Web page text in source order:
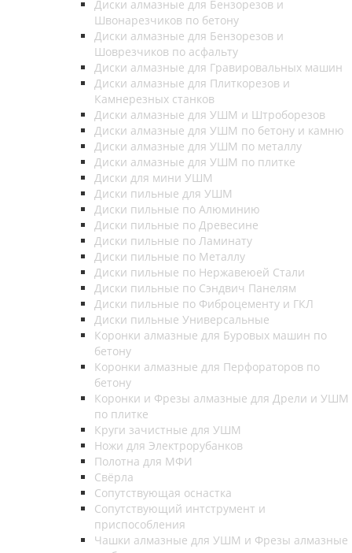
Диски алмазные для Бензорезов и
Швонарезчиков по бетону
Диски алмазные для Бензорезов и
Шоврезчиков по асфальту
Диски алмазные для Гравировальных машин
Диски алмазные для Плиткорезов и
Камнерезных станков
Диски алмазные для УШМ и Штроборезов
Диски алмазные для УШМ по бетону и камню
Диски алмазные для УШМ по металлу
Диски алмазные для УШМ по плитке
Диски для мини УШМ
Диски пильные для УШМ
Диски пильные по Алюминию
Диски пильные по Древесине
Диски пильные по Ламинату
Диски пильные по Металлу
Диски пильные по Нержавеюей Стали
Диски пильные по Сэндвич Панелям
Диски пильные по Фиброцементу и ГКЛ
Диски пильные Универсальные
Коронки алмазные для Буровых машин по
бетону
Коронки алмазные для Перфораторов по
бетону
Коронки и Фрезы алмазные для Дрели и УШМ
по плитке
Круги зачистные для УШМ
Ножи для Электрорубанков
Полотна для МФИ
Свёрла
Сопутствующая оснастка
Сопутствующий интструмент и
приспособления
Чашки алмазные для УШМ и Фрезы алмазные